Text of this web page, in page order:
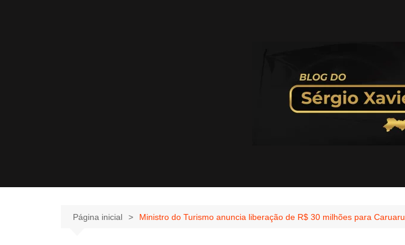
Página inicial Ministro do Turismo anuncia liberação de R$ 30 milhões para Caruaru